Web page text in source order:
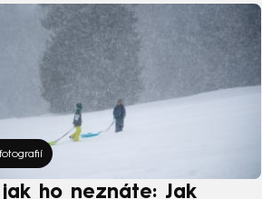
fotografií
jak ho neznáte: Jak